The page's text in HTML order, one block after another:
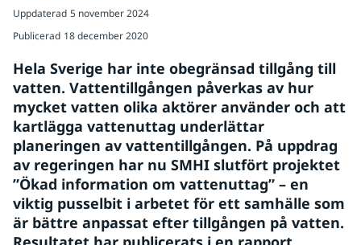
Uppdaterad 5 november 2024
Publicerad 18 december 2020
Hela Sverige har inte obegränsad tillgång till
vatten. Vattentillgången påverkas av hur
mycket vatten olika aktörer använder och att
kartlägga vattenuttag underlättar
planeringen av vattentillgången. På uppdrag
av regeringen har nu SMHI slutfört projektet
”Ökad information om vattenuttag” – en
viktig pusselbit i arbetet för ett samhälle som
är bättre anpassat efter tillgången på vatten.